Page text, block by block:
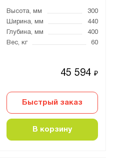
Высота, мм
300
Ширина, мм
440
Глубина, мм
400
Вес, кг
60
45 594₽
Быстрый заказ
В корзину